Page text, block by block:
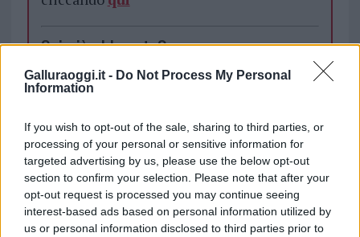
Galluraoggi.it - Do Not Process My Personal
Information
If you wish to opt-out of the sale, sharing to third parties, or
processing of your personal or sensitive information for
targeted advertising by us, please use the below opt-out
section to confirm your selection. Please note that after your
opt-out request is processed you may continue seeing
interest-based ads based on personal information utilized by
us or personal information disclosed to third parties prior to
Sei già abbonato?
Puoi effettuare l'accesso andando nella
cliccandoqui
TEMI: Comune Di Arzachena Roberto Ragnedda
Condividi l'articolo